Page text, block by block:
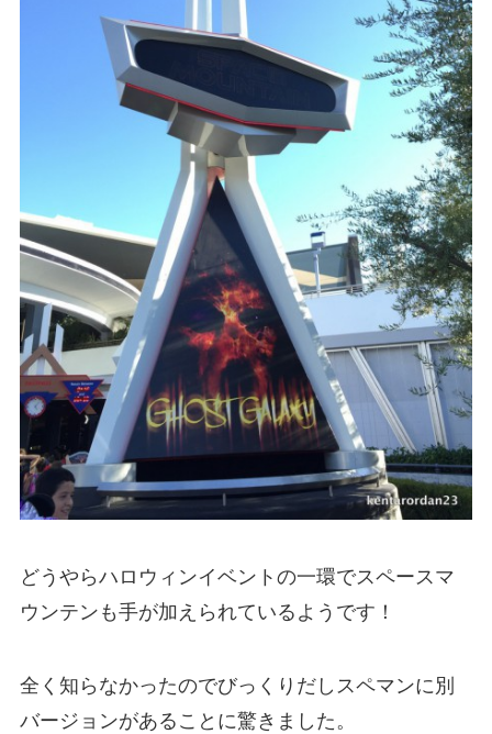
どうやらハロウィンイベントの一環でスペースマ
ウンテンも手が加えられているようです！
全く知らなかったのでびっくりだしスペマンに別
バージョンがあることに驚きました。